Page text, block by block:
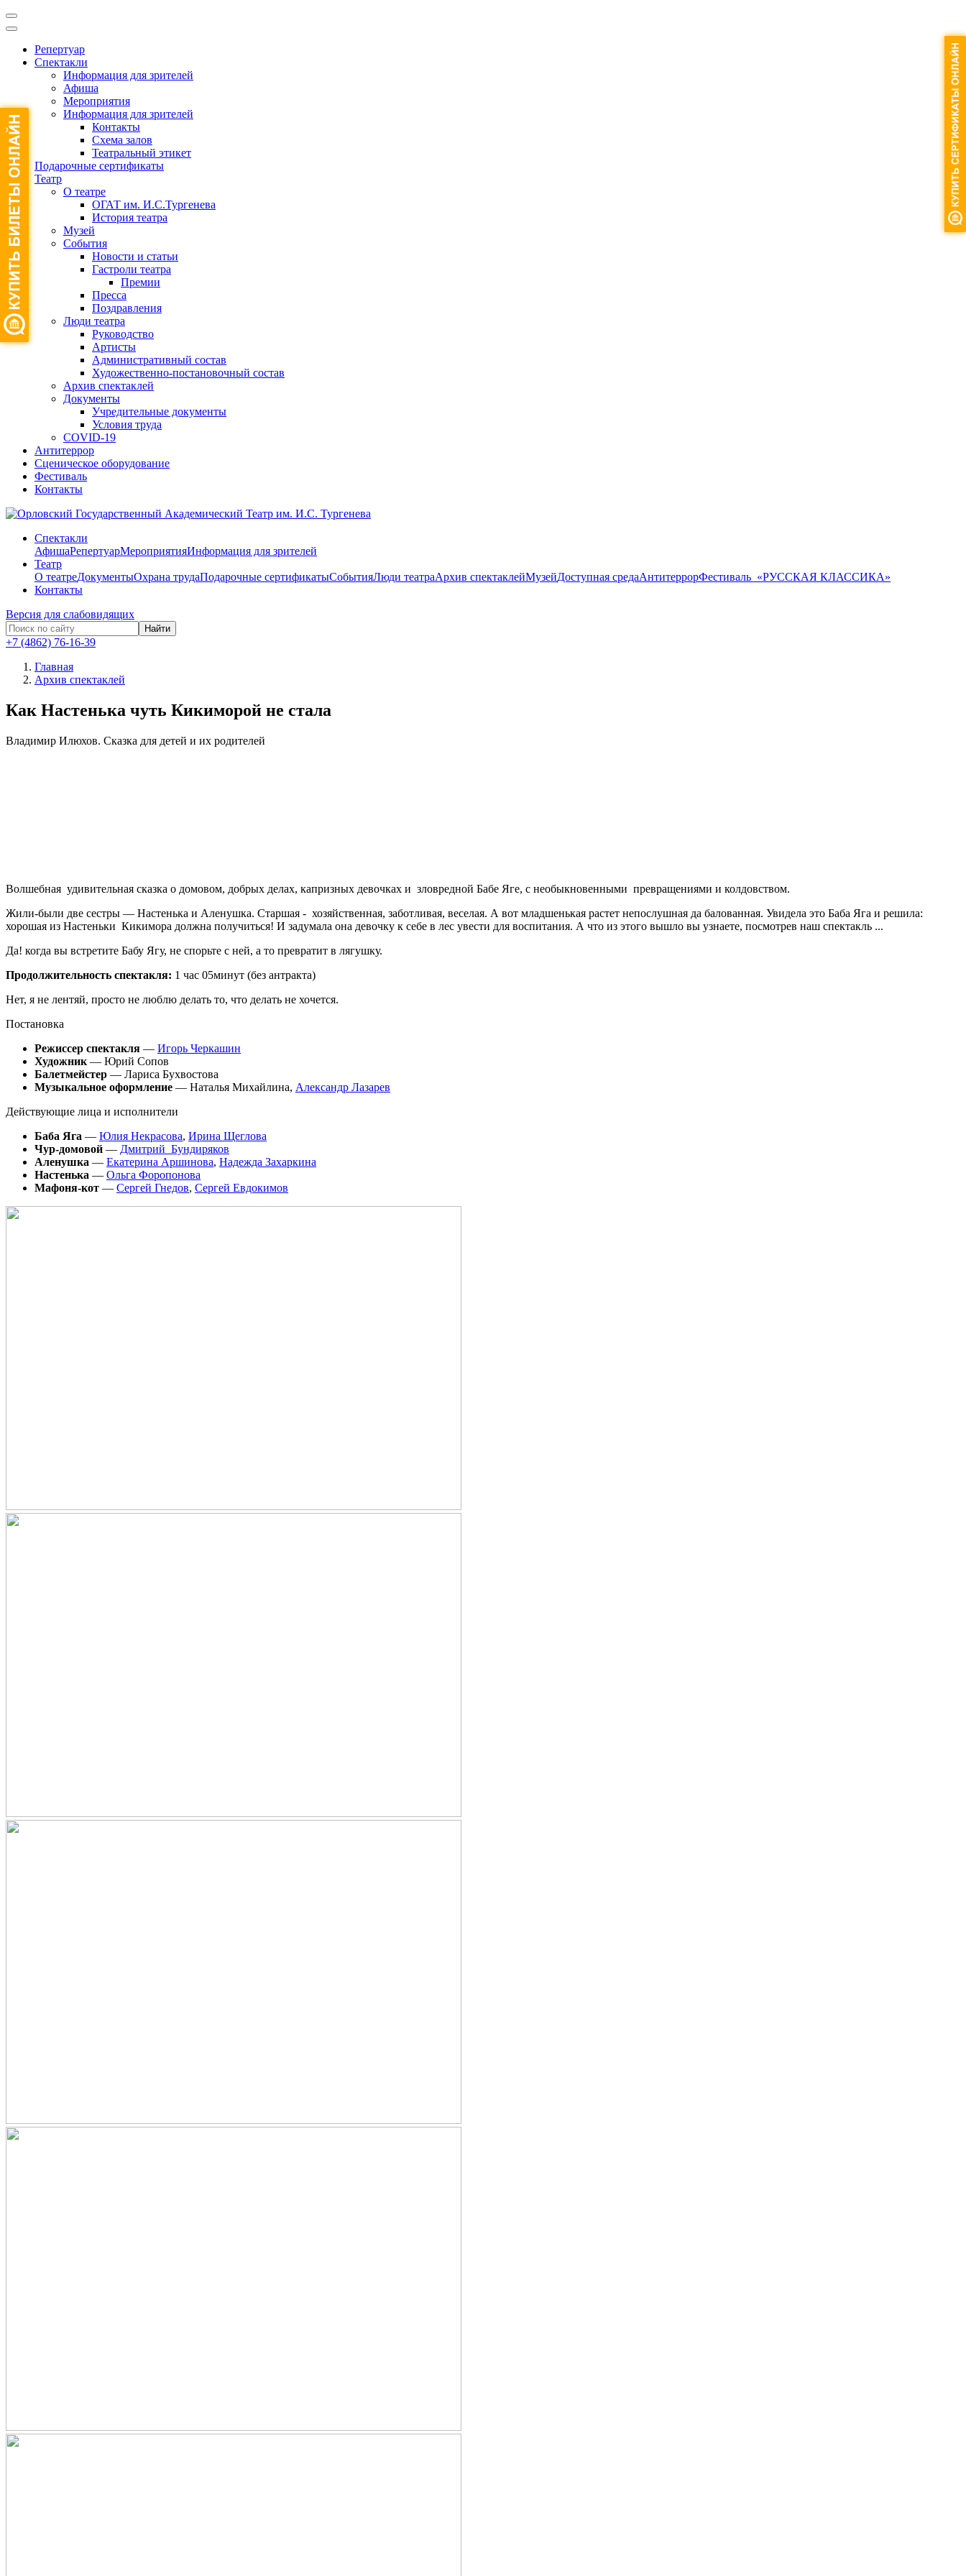
Репертуар
Спектакли
Информация для зрителей
Афиша
Мероприятия
Информация для зрителей
Контакты
Схема залов
Театральный этикет
Подарочные сертификаты
Театр
О театре
ОГАТ им. И.С.Тургенева
История театра
Музей
События
Новости и статьи
Гастроли театра
Премии
Пресса
Поздравления
Люди театра
Руководство
Артисты
Административный состав
Художественно-постановочный состав
Архив спектаклей
Документы
Учредительные документы
Условия труда
COVID-19
Антитеррор
Сценическое оборудование
Фестиваль
Контакты
Спектакли
АфишаРепертуарМероприятияИнформация для зрителей
Театр
О театреДокументыОхрана трудаПодарочные сертификатыСобытияЛюди театраАрхив спектаклейМузейДоступная средаАнтитеррорФестиваль ​ «РУССКАЯ КЛАССИКА»
Контакты
Версия для слабовидящих
Найти
+7 (4862) 76-16-39
Главная
Архив спектаклей
Как Настенька чуть Кикиморой не стала
Владимир Илюхов. Сказка для детей и их родителей
Волшебная удивительная сказка о домовом, добрых делах, капризных девочках и зловредной Бабе Яге, с необыкновенными превращениями и колдовством.
Жили-были две сестры — Настенька и Аленушка. Старшая - хозяйственная, заботливая, веселая. А вот младшенькая растет непослушная да балованная. Увидела это Баба Яга и решила:
хорошая из Настеньки Кикимора должна получиться! И задумала она девочку к себе в лес увести для воспитания. А что из этого вышло вы узнаете, посмотрев наш спектакль ...
Да! когда вы встретите Бабу Ягу, не спорьте с ней, а то превратит в лягушку.
Продолжительность спектакля: 1 час 05минут (без антракта)
Нет, я не лентяй, просто не люблю делать то, что делать не хочется.
Постановка
Режиссер спектакля — Игорь Черкашин
Художник — Юрий Сопов
Балетмейстер — Лариса Бухвостова
Музыкальное оформление — Наталья Михайлина, Александр Лазарев
Действующие лица и исполнители
Баба Яга — Юлия Некрасова, Ирина Щеглова
Чур-домовой — Дмитрий Бундиряков
Аленушка — Екатерина Аршинова, Надежда Захаркина
Настенька — Ольга Форопонова
Мафоня-кот — Сергей Гнедов, Сергей Евдокимов